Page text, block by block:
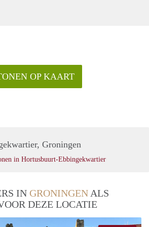
OP KAART
Groningen
in Hortusbuurt-Ebbingekwartier
IN GRONINGEN ALS
DEZE LOCATIE